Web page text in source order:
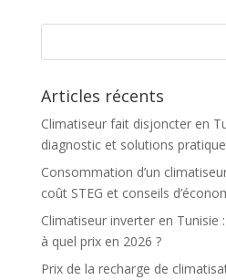
Articles récents
Climatiseur fait disjoncter en
diagnostic et solutions
Consommation d’un
coût STEG et conseils
Climatiseur inverter en Tunisie
à quel prix en 2026 ?
Prix de la recharge de